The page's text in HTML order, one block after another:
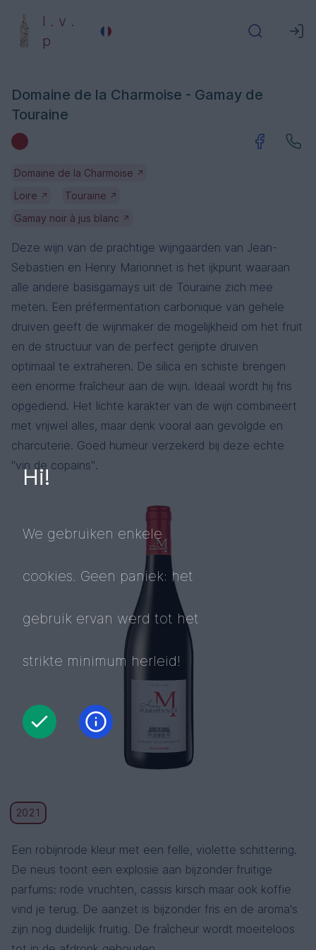
l . v .
p
Domaine de la Charmoise - Gamay de
Touraine
Domaine de la Charmoise ↗
Loire ↗ Touraine ↗
Gamay noir à jus blanc ↗
Deze wijn van de prachtige wijngaarden van Jean-
Sebastien en Henry Marionnet is het ijkpunt waaraan
alle andere basisgamays uit de Touraine zich mee
meten. Een préfermentation carbonique van gehele
druiven geeft de wijnmaker de mogelijkheid om het fruit
en de structuur van de perfect gerijpte druiven
optimaal te extraheren. De silica en schiste brengen
een enorme fraîcheur aan de wijn. Ideaal wordt hij fris
opgediend. Het lichte karakter van de wijn combineert
met vrijwel alles, maar denk vooral aan gevolgde en
charcuterie. Goed humeur verzekerd bij deze echte
"vin de copains".
2021
Een robijnrode kleur met een felle, violette schittering.
De neus toont een explosie aan bijzonder fruitige
parfums: rode vruchten, cassis kirsch maar ook koffie
vind je terug. De aanzet is bijzonder fris en de aroma's
zijn nog duidelijk fruitig. De fraîcheur wordt moeiteloos
Hi!
We gebruiken enkele
cookies. Geen paniek: het
gebruik ervan werd tot het
strikte minimum herleid!